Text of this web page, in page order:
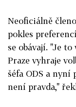
Neoficiálně
pokles
se obávají. "Je
Praze vyhraje
šéfa ODS a nyní
není pravda,"